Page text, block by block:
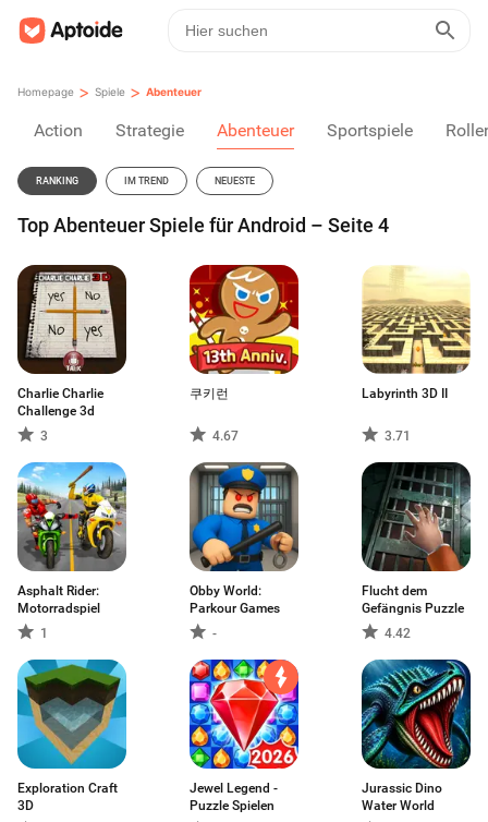
Homepage > Spiele > Abenteuer
Action Strategie Abenteuer Sportspiele
RANKING IM TREND NEUESTE
Top Abenteuer Spiele für Android – Seite 4
Charlie Charlie
Challenge 3d
3
쿠키런
4.67
Labyrinth 3D II
3.71
Asphalt Rider:
Motorradspiel
1
Obby World:
Parkour Games
-
Flucht dem
Gefängnis Puzzle
4.42
Exploration Craft
3D
Jewel Legend -
Puzzle Spielen
Jurassic Dino
Water World